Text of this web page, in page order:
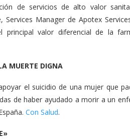
de servicios de alto valor
Manager de Apotex
principal valor diferencial de la
MUERTE DIGNA
el suicidio de una mujer que
de haber ayudado a morir a un
Con Salud.